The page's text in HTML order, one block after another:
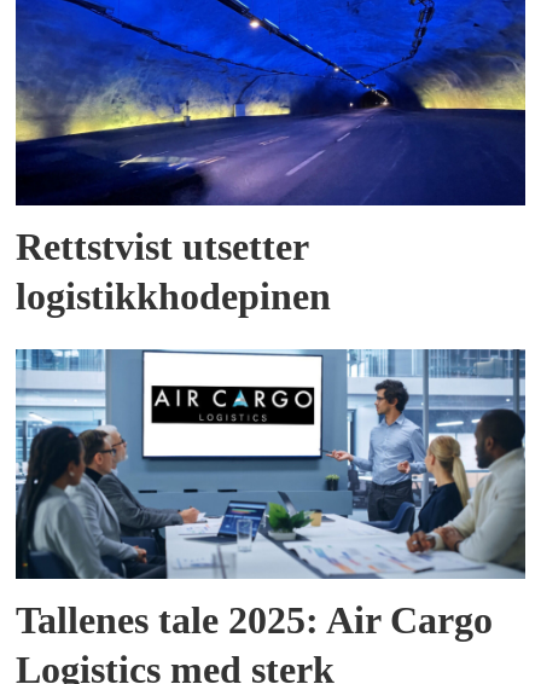
Rettstvist utsetter
logistikkhodepinen
Tallenes tale 2025: Air Cargo
Logistics med sterk